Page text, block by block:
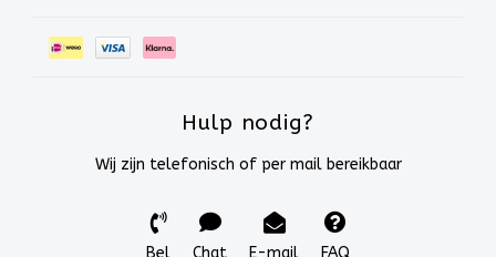
Hulp nodig?
Wij zijn telefonisch of per mail bereikbaar
Bel Chat E-mail FAQ